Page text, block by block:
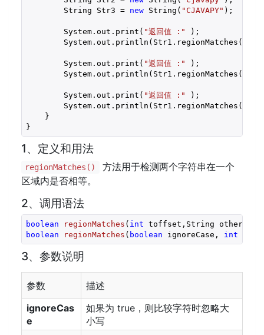
        String Str3 =
new String( "CJAVAPY" );
        System.out.print(
"返回值 :" );
        System.out.println(Str1.regionMatches(
        System.out.print(
"返回值 :" );
        System.out.println(Str1.regionMatches(
        System.out.print(
"返回值 :" );
        System.out.println(Str1.regionMatches(
    }
}
1、定义和用法
regionMatches()
方法用于检测两个字符串在一个
区域内是否相等。
2、调用语法
boolean regionMatches ( int toffset,String other,
boolean
regionMatches ( boolean ignoreCase, int
3、参数说明
参数
描述
ignoreCas
e
如果为 true，则比较字符时忽略大
小写